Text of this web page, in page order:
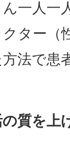
一人一
ター（
法で患
質を上